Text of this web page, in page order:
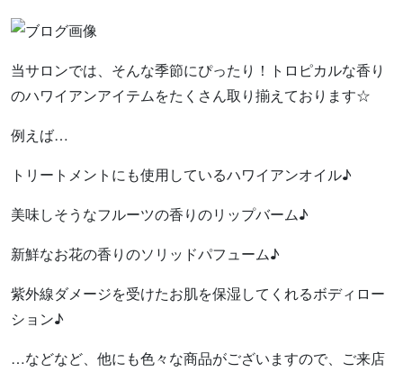
当サロンでは、そんな季節にぴったり！トロピカルな香り
のハワイアンアイテムをたくさん取り揃えております☆
例えば…
トリートメントにも使用しているハワイアンオイル♪
美味しそうなフルーツの香りのリップバーム♪
新鮮なお花の香りのソリッドパフューム♪
紫外線ダメージを受けたお肌を保湿してくれるボディロー
ション♪
…などなど、他にも色々な商品がございますので、ご来店